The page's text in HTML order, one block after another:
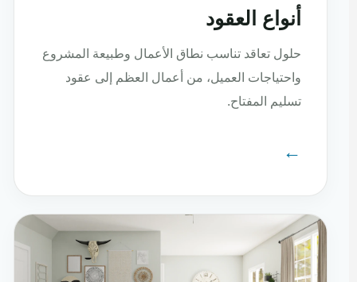
أنواع العقود
حلول تعاقد تناسب نطاق الأعمال وطبيعة المشروع
واحتياجات العميل، من أعمال العظم إلى عقود
تسليم المفتاح.
←